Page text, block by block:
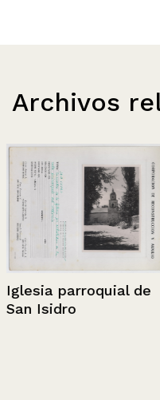
Archivos
Iglesia parroquial de
San Isidro